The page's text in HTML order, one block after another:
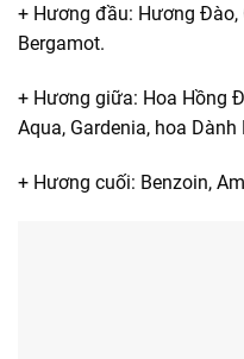
+ Hương đầu: Hương
Bergamot.
+ Hương giữa: Hoa Hồng
Aqua, Gardenia, hoa Dành
+ Hương cuối: Benzoin,